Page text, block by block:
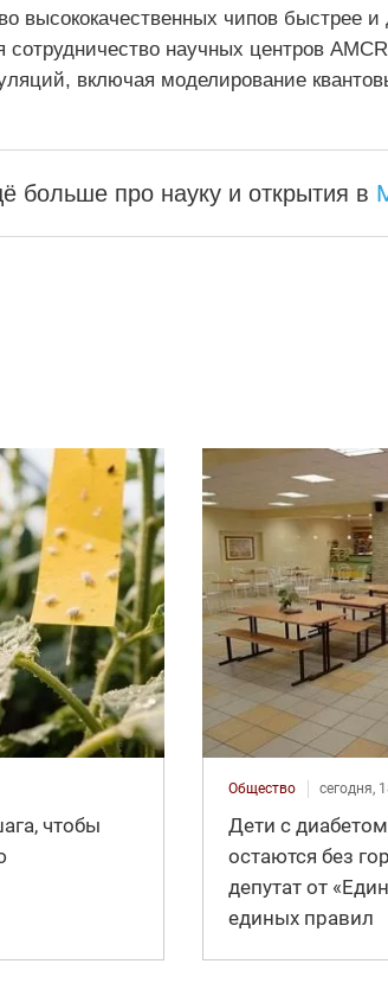
высококачественных чипов быстрее
сотрудничество научных центров
включая моделирование
больше про науку и открытия в
чтобы
Общество сегодня,
Дети с
остаются без
депутат от
единых правил